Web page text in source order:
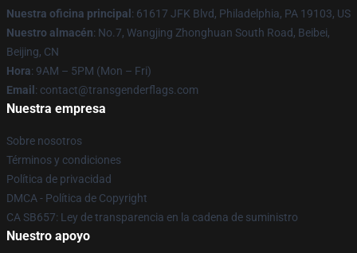
Nuestra oficina principal : 61617 JFK Blvd, Philadelphia, PA 19103, US
Nuestro almacén: No.7, Wangjing Zhonghuan South Road, Beibei,
Beijing, CN
Hora: 9AM – 5PM (Mon – Fri)
Email : contact@transgenderflags.com
Nuestra empresa
Sobre nosotros
Términos y condiciones
Política de privacidad
DMCA - Política de Copyright
CA SB657: Ley de transparencia en la cadena de suministro
Nuestro apoyo